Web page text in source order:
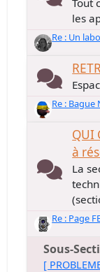
Tout
les
Re : Un
Re : Bague
QUI
à
La
Re : Page
Sous-
[